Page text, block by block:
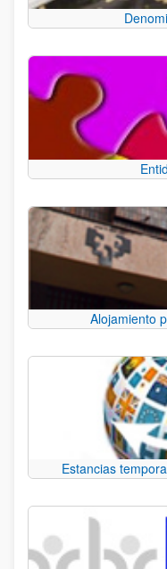
Alojamiento
Estancias